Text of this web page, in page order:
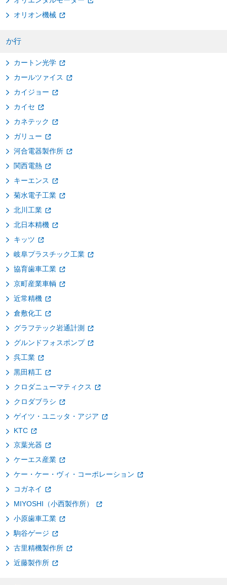
オリオン機械
か行
カートン光学
カールツァイス
カイジョー
カイセ
カネテック
ガリュー
河合電器製作所
関西電熱
キーエンス
菊水電子工業
北川工業
北日本精機
キッツ
岐阜プラスチック工業
協育歯車工業
京町産業車輌
近常精機
倉敷化工
グラフテック岩通計測
グルンドフォスポンプ
呉工業
黒田精工
クロダニューマティクス
クロダブラシ
ゲイツ・ユニッタ・アジア
KTC
京葉光器
ケーエス産業
ケー・ケー・ヴィ・コーポレーション
コガネイ
MIYOSHI（小西製作所）
小原歯車工業
駒谷ゲージ
古里精機製作所
近藤製作所